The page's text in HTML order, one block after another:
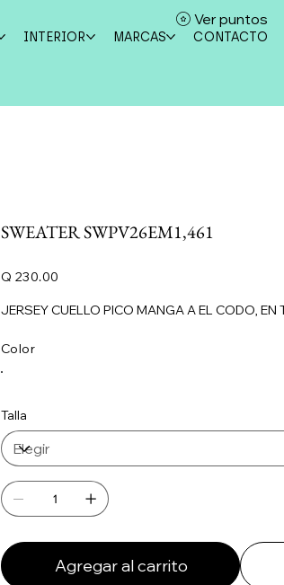
INTERIOR MARCAS CONTACTO
Ver puntos
SWEATER SWPV26EM1,461
Q 230.00
JERSEY CUELLO PICO MANGA A EL CODO,
Color
Talla
Agregar al carrito